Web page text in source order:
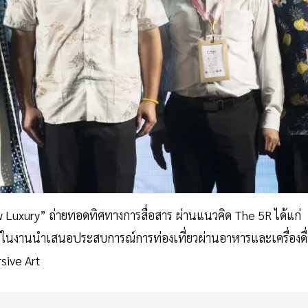
ถ่ายทอดทิศทางการสื่อสาร ผ่านแนวคิด The 5R ได้แก่
งานนำเสนอประสบการณ์การท่องเที่ยวผ่านอาหารและเครื่อง
Art